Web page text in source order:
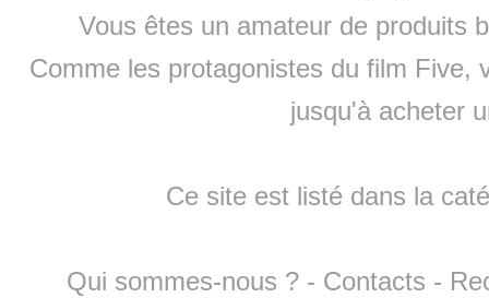
Vous êtes un amateur de produits
Comme les protagonistes du film Five,
jusqu'à acheter
Ce site est listé dans la
Qui sommes-nous ? - Contacts -